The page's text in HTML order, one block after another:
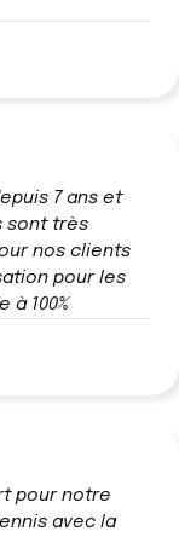
7 ans et
sont très
nos clients
pour les
100%
pour notre
avec la